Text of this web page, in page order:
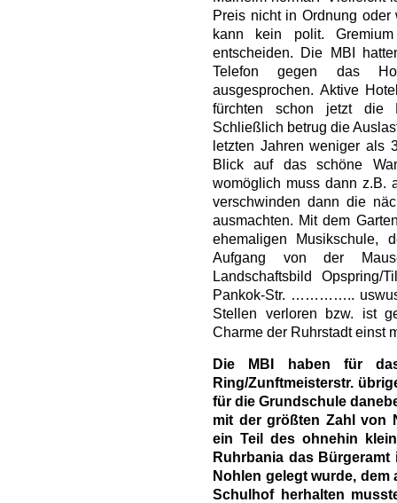
Preis nicht in Ordnung
kann kein polit.
entscheiden. Die MBI
Telefon gegen das
ausgesprochen. Aktive
fürchten schon jetzt die
Schließlich betrug die
letzten Jahren weniger als
Blick auf das schöne
womöglich muss dann z.B.
verschwinden dann die
ausmachten. Mit dem
ehemaligen Musikschule,
Aufgang von der
Landschaftsbild
Pankok-Str. …………..
Stellen verloren bzw. ist
Charme der Ruhrstadt einst
Die MBI haben für das
Ring/Zunftmeisterstr.
für die Grundschule
mit der größten Zahl von
ein Teil des ohnehin
Ruhrbania das
Nohlen gelegt wurde,
Schulhof herhalten